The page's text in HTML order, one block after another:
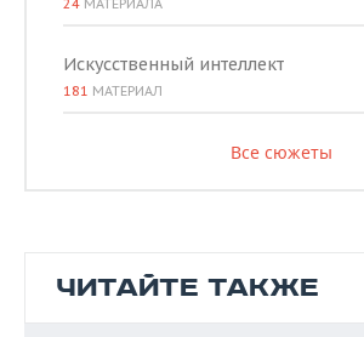
24 МАТЕРИАЛА
Искусственный интеллект
181 МАТЕРИАЛ
Все сюжеты
ЧИТАЙТЕ ТАКЖЕ